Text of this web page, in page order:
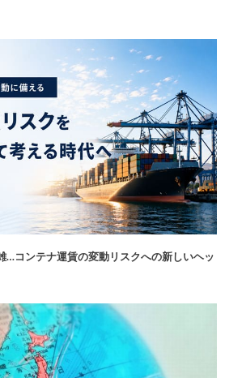
…コンテナ運賃の変動リスクへの新しいヘッ